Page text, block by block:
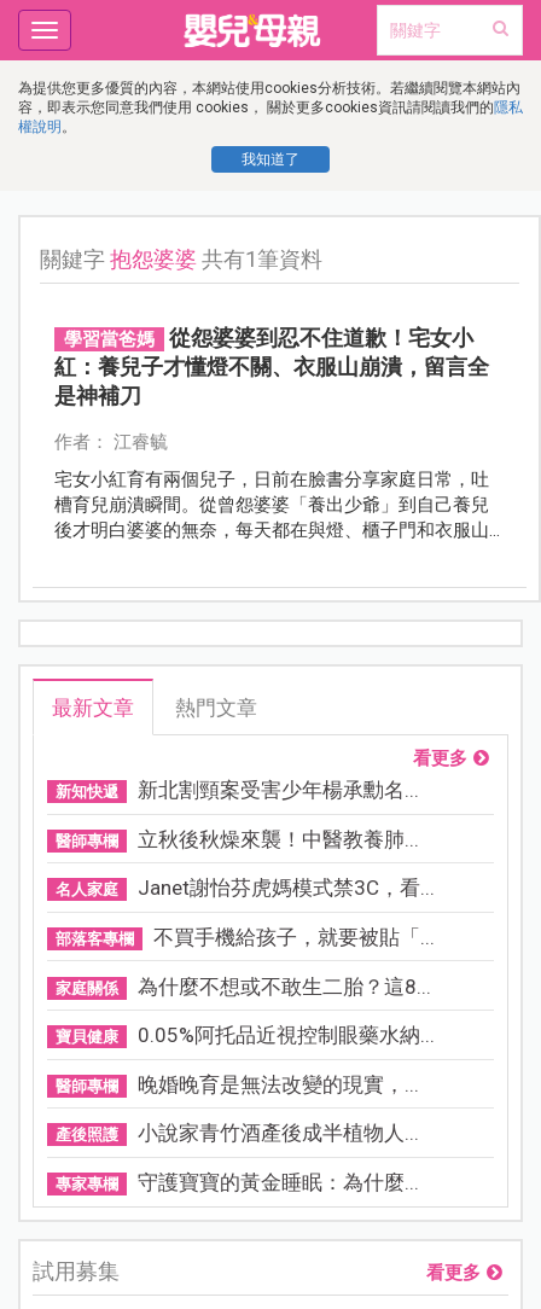
為提供您更多優質的內容，本網站使用cookies分析技術。若繼續閱覽本網站內
容，即表示您同意我們使用 cookies， 關於更多cookies資訊請閱讀我們的隱私
權說明 。
我知道了
Toggle
navigation
關鍵字抱怨婆婆共有1筆資料
學習當爸媽
從怨婆婆到忍不住道歉！宅女小
紅：養兒子才懂燈不關、衣服山崩潰，留言全
是神補刀
作者： 江睿毓
宅女小紅育有兩個兒子，日前在臉書分享家庭日常，吐
槽育兒崩潰瞬間。從曾怨婆婆「養出少爺」到自己養兒
後才明白婆婆的無奈，每天都在與燈、櫃子門和衣服山
最新文章 熱門文章
看更多
新知快遞 新北割頸案受害少年楊承勳名...
醫師專欄 立秋後秋燥來襲！中醫教養肺...
名人家庭 Janet謝怡芬虎媽模式禁3C，看...
部落客專欄 不買手機給孩子，就要被貼「...
家庭關係 為什麼不想或不敢生二胎？這8...
寶貝健康 0.05%阿托品近視控制眼藥水納...
醫師專欄 晚婚晚育是無法改變的現實，...
產後照護 小說家青竹酒產後成半植物人...
專家專欄 守護寶寶的黃金睡眠：為什麼...
試用募集 看更多